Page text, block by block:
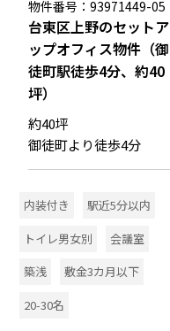
物件番号：93971449-05
台東区上野のセットア
ップオフィス物件（御
徒町駅徒歩4分、約40
坪）
約40坪
御徒町より徒歩4分
内装付き
駅近5分以内
トイレ男女別
会議室
築浅
敷金3カ月以下
20-30名